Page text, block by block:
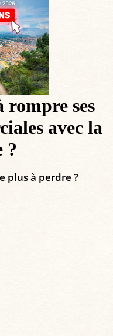
rompre ses
avec la
?
plus à perdre ?